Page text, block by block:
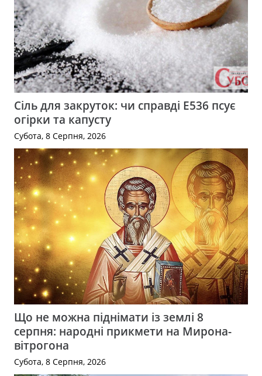
Сіль для закруток: чи справді Е536 псує
огірки та капусту
Субота, 8 Серпня, 2026
Що не можна піднімати із землі 8
серпня: народні прикмети на Мирона-
вітрогона
Субота, 8 Серпня, 2026